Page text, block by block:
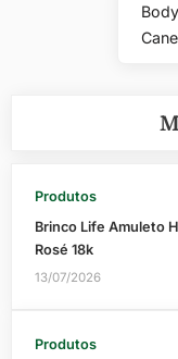
Produtos
Brinco Life Amuleto
Rosé 18k
13/07/2026
Produtos